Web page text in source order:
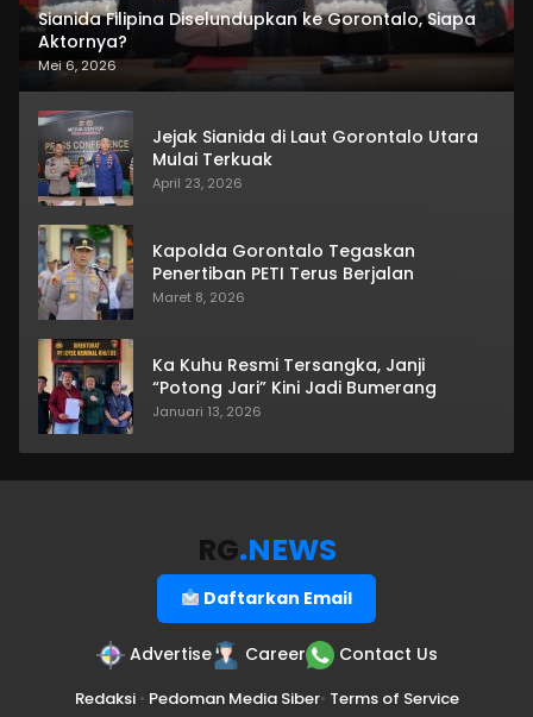
Sianida Filipina Diselundupkan ke Gorontalo, Siapa
Aktornya?
Mei 6, 2026
Jejak Sianida di Laut Gorontalo Utara
Mulai Terkuak
April 23, 2026
Kapolda Gorontalo Tegaskan
Penertiban PETI Terus Berjalan
Maret 8, 2026
Ka Kuhu Resmi Tersangka, Janji
“Potong Jari” Kini Jadi Bumerang
Januari 13, 2026
RG.NEWS
Daftarkan Email
Advertise Career Contact Us
Redaksi• Pedoman Media Siber• Terms of Service